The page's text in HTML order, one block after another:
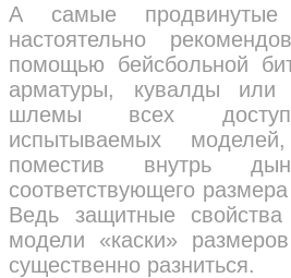
А самые продвинутые
настоятельно
помощью бейсбольной
арматуры, кувалды или
шлемы всех
испытываемых моделей,
поместив внутрь
соответствующего
Ведь защитные
модели «каски»
существенно разниться.